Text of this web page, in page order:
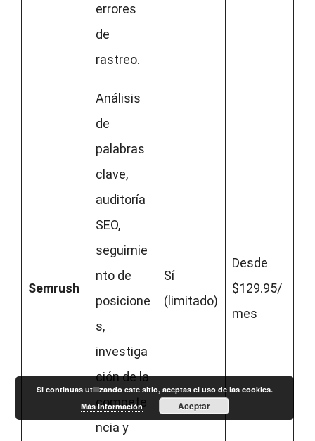
errores
de
rastreo.
Semrush
Análisis
de
palabras
clave,
auditoría
SEO,
seguimie
nto de
posicione
s,
investiga
ción de la
compete
ncia y
Sí
(limitado)
Desde
$129.95/
mes
Si continuas utilizando este sitio, aceptas el uso de las cookies.
Más Información
Aceptar